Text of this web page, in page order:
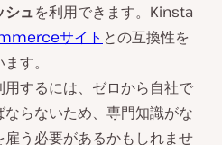
シュを利用できます。Kinsta
サイト との互換性を
す。
するには、ゼロから自社で
らないため、専門知識がな
う必要があるかもしれませ